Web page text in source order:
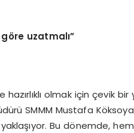
öre uzatmalı”
hazırlıklı olmak için çevik
SMMM Mustafa
Bu dönemde,